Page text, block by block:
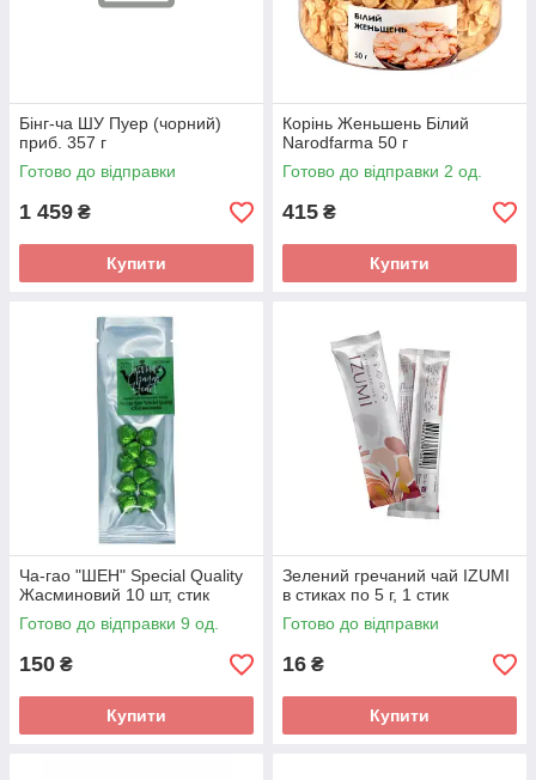
Бінг-ча ШУ Пуер (чорний)
приб. 357 г
Готово до відправки
1 459 ₴
Купити
Корінь Женьшень Білий
Narodfarma 50 г
Готово до відправки 2 од.
415 ₴
Купити
Ча-гао "ШЕН" Special Quality
Жасминовий 10 шт, стик
Готово до відправки 9 од.
150 ₴
Купити
Зелений гречаний чай IZUMI
в стиках по 5 г, 1 стик
Готово до відправки
16 ₴
Купити